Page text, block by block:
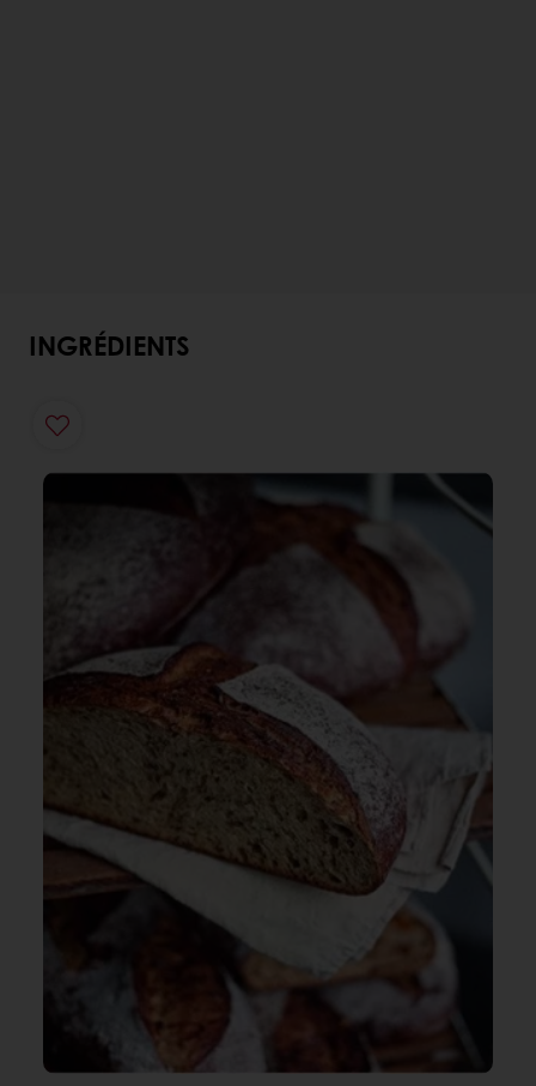
INGRÉDIENTS